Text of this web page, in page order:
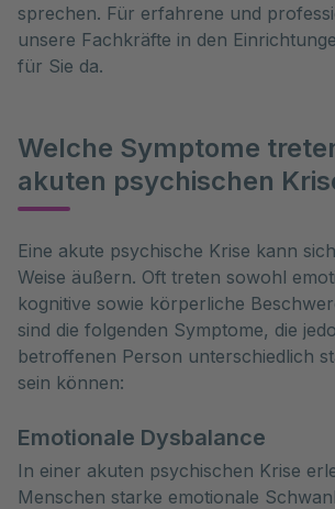
sprechen. Für erfahrene und
unsere Fachkräfte in den
für Sie da.
Welche Symptome
akuten psychischen
Eine akute psychische Krise kann
Weise äußern. Oft treten sowohl
kognitive sowie körperliche
sind die folgenden Symptome, die
betroffenen Person unterschiedlich
sein können:
Emotionale Dysbalance
In einer akuten psychischen Krise
Menschen starke emotionale